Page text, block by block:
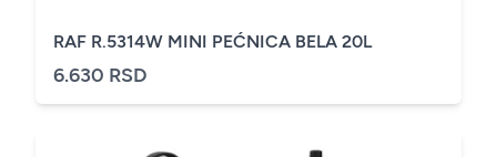
RAF R.5314W MINI PEĆNICA BELA 20L
6.630 RSD